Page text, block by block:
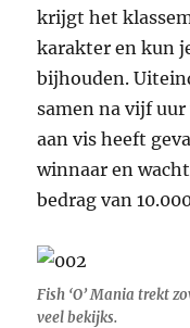
krijgt het
karakter en kun
bijhouden.
samen na vijf
aan vis heeft
winnaar en
bedrag van
Fish ‘O’ Mania trekt
veel bekijks.